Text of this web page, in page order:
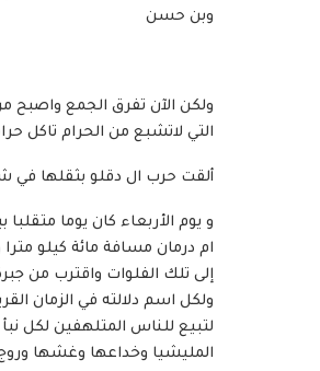
وبن حسن
ولكن الآن تفرق الجمع واصبح
التي لاتشبع من الحرام تاكل
ألقت حرب ال دقلو بثقلها في
و يوم الأربعاء كان يوما
ام درمان مسافة مائة كيلو
إلى تلك الفلوات واقترب من
ولكل اسم دلالته في الزمان
لتبيع للناس المتلهفين لكل
المليشيا وخداعها وغشها